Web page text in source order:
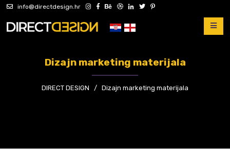
info@directdesign.hr
Dizajn marketing materijala
DIRECT DESIGN / Dizajn marketing materijala